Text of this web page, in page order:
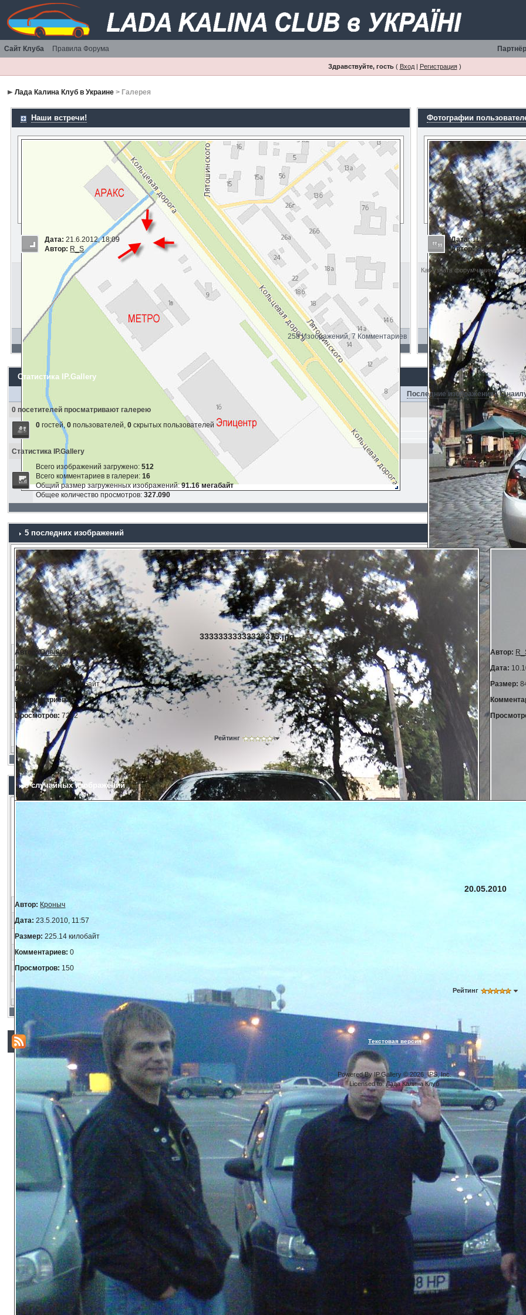
Сайт Клуба Правила Форума
Здравствуйте, гость( Вход| Регистрация)
Лада Калина Клуб в Украине > Галерея
Наши встречи!
Дата: 21.6.2012, 18:09
Автор: R_S
258 Изображений, 7 Комментариев
Фотографии
Дата:11.3.2014, 23:21
Автор: Олег808
Как узнать форумчанина на
Статистика IP.Gallery
Последние изображения·С
0 посетителей просматривают галерею
0 гостей,0 пользователей,0 скрытых пользователей
Статистика IP.Gallery
Всего изображений загружено:512
Всего комментариев в галереи:16
Общий размер загруженных изображений:91.16 мегабайт
Общее количество просмотров:327.090
5 последних изображений
33333333333333375.jpg
Автор: Олег808
Дата:
11.3.2014, 23:21
Размер:
166.68 килобайт
Комментариев:0
Просмотров:7232
Рейтинг
Автор:
Дата:
Размер:
5 случайных изображений
20.05.2010
Автор: Кроныч
Дата:23.5.2010, 11:57
Размер: 225.14 килобайт
Комментариев: 0
Просмотров: 150
Рейтинг
Текстовая версия
Powered By IP.Gallery © 2026 IPS, Inc.
Licensed to: Лада Калина Клуб